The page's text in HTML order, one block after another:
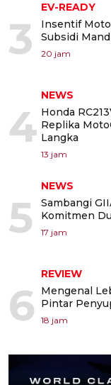
3
EV-READY
Insentif
Subsidi
20 jam
4
NEWS
Honda
Replika
Langka
13 jam
5
NEWS
Sambangi
Komitmen
17 jam
6
REVIEW
Mengenal
Pintar
18 jam